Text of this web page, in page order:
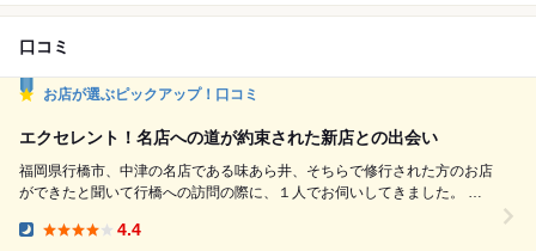
口コミ
お店が選ぶピックアップ！口コミ
エクセレント！名店への道が約束された新店との出会い
福岡県行橋市、中津の名店である味あら井、そちらで修行された方のお店
ができたと聞いて行橋への訪問の際に、１人でお伺いしてきました。 予
非常に丁寧な対応を頂き感謝です。 カウンター席に座らせていただきま
4.4